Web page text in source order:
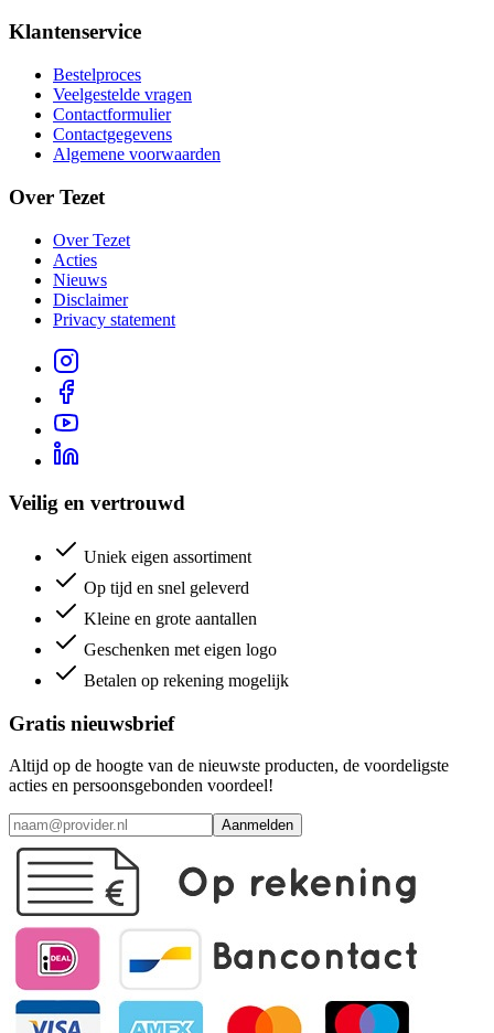
Klantenservice
Bestelproces
Veelgestelde vragen
Contactformulier
Contactgegevens
Algemene voorwaarden
Over Tezet
Over Tezet
Acties
Nieuws
Disclaimer
Privacy statement
Veilig en vertrouwd
Uniek eigen assortiment
Op tijd en snel geleverd
Kleine en grote aantallen
Geschenken met eigen logo
Betalen op rekening mogelijk
Gratis nieuwsbrief
Altijd op de hoogte van de nieuwste producten, de voordeligste
acties en persoonsgebonden voordeel!
Aanmelden